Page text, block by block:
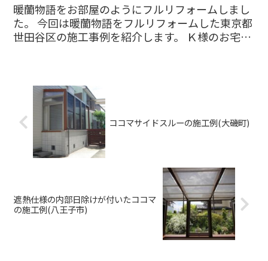
暖蘭物語をお部屋のようにフルリフォームしまし
た。 今回は暖蘭物語をフルリフォームした東京都
世田谷区の施工事例を紹介します。 Ｋ様のお宅に
ココマサイドスルーの施工例(大磯町)
遮熱仕様の内部日除けが付いたココマ
の施工例(八王子市)